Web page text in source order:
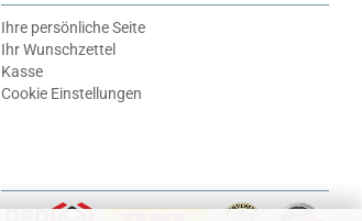
Ihre persönliche Seite
Ihr Wunschzettel
Kasse
Cookie Einstellungen